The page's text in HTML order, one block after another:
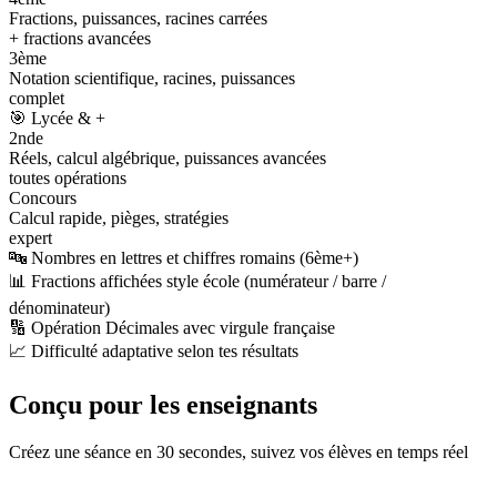
Fractions, puissances, racines carrées
+ fractions avancées
3ème
Notation scientifique, racines, puissances
complet
🎯 Lycée & +
2nde
Réels, calcul algébrique, puissances avancées
toutes opérations
Concours
Calcul rapide, pièges, stratégies
expert
🔤 Nombres en lettres et chiffres romains (6ème+)
📊 Fractions affichées style école (numérateur / barre /
dénominateur)
🔢 Opération Décimales avec virgule française
📈 Difficulté adaptative selon tes résultats
Conçu pour les enseignants
Créez une séance en 30 secondes, suivez vos élèves en temps réel